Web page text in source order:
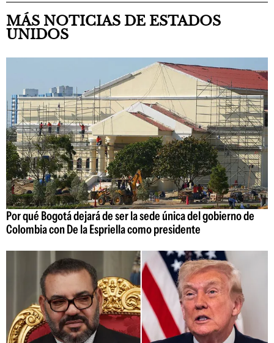
MÁS NOTICIAS DE ESTADOS
UNIDOS
Por qué Bogotá dejará de ser la sede única del gobierno de
Colombia con De la Espriella como presidente